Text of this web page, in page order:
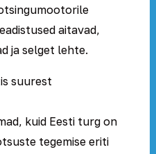
aitavad,
ja selget lehte.
suurest
kuid Eesti turg on
tegemise eriti